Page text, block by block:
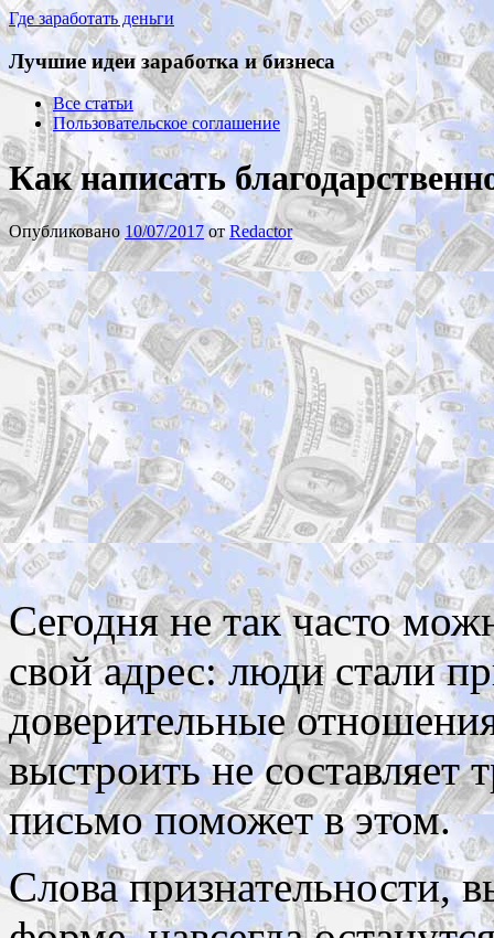
Где заработать деньги
Лучшие идеи заработка и бизнеса
Все статьи
Пользовательское соглашение
Как написать
Опубликовано 10/07/2017 отRedactor
Сегодня не так часто
свой адрес: люди стали
доверительные
выстроить не составляет
письмо поможет в этом.
Слова признательности,